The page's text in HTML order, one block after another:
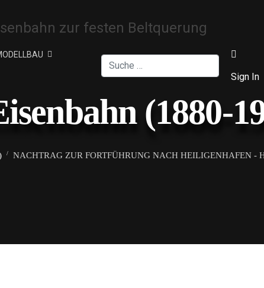
Suchen
Sign In
(1880-
NACHTRAG ZUR FORTFÜHRUNG NACH HEILIGENHAFEN -